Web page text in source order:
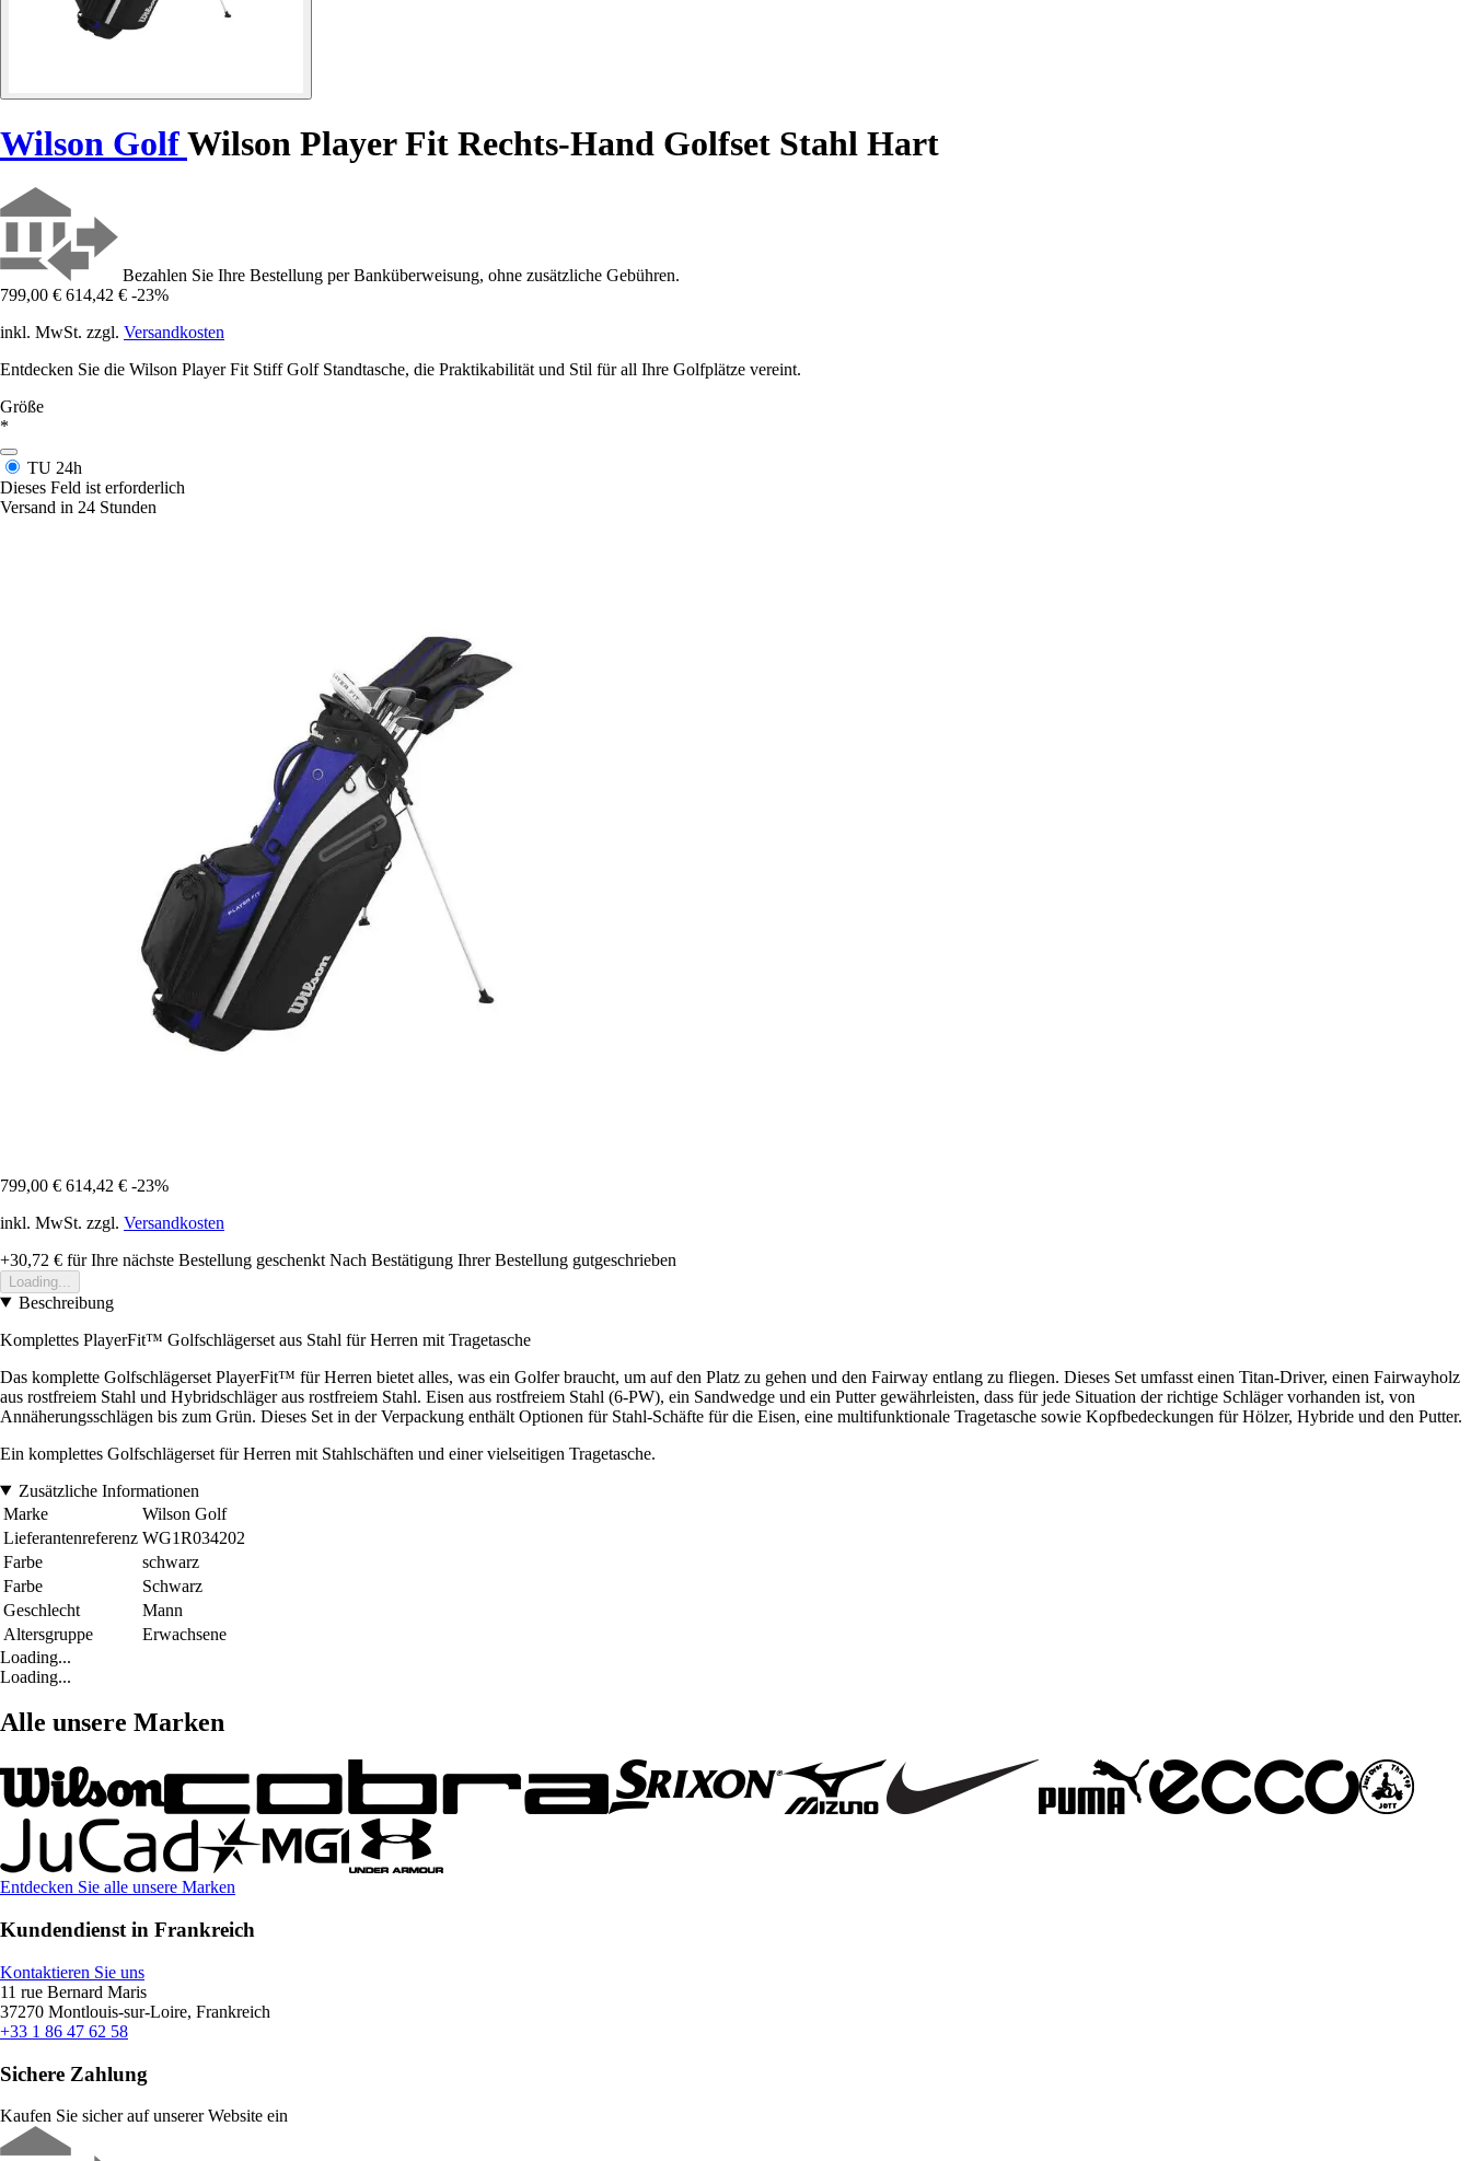
Wilson GolfWilson Player Fit Rechts-Hand Golfset Stahl Hart
Bezahlen Sie Ihre Bestellung per Banküberweisung, ohne zusätzliche Gebühren.
799,00 € 614,42 € -23%
inkl. MwSt. zzgl. Versandkosten
Entdecken Sie die Wilson Player Fit Stiff Golf Standtasche, die Praktikabilität und Stil für all Ihre Golfplätze vereint.
Größe
*
TU 24h
Dieses Feld ist erforderlich
Versand in 24 Stunden
799,00 € 614,42 € -23%
inkl. MwSt. zzgl. Versandkosten
+30,72 € für Ihre nächste Bestellung geschenkt Nach Bestätigung Ihrer Bestellung gutgeschrieben
Loading...
Beschreibung
Komplettes PlayerFit™ Golfschlägerset aus Stahl für Herren mit Tragetasche
Das komplette Golfschlägerset PlayerFit™ für Herren bietet alles, was ein Golfer braucht, um auf den Platz zu gehen und den Fairway entlang zu fliegen. Dieses Set umfasst einen Titan-Driver, einen Fairwayholz
aus rostfreiem Stahl und Hybridschläger aus rostfreiem Stahl. Eisen aus rostfreiem Stahl (6-PW), ein Sandwedge und ein Putter gewährleisten, dass für jede Situation der richtige Schläger vorhanden ist, von
Annäherungsschlägen bis zum Grün. Dieses Set in der Verpackung enthält Optionen für Stahl-Schäfte für die Eisen, eine multifunktionale Tragetasche sowie Kopfbedeckungen für Hölzer, Hybride und den Putter.
Ein komplettes Golfschlägerset für Herren mit Stahlschäften und einer vielseitigen Tragetasche.
Zusätzliche Informationen
Marke
Wilson Golf
Lieferantenreferenz WG1R034202
Farbe
schwarz
Farbe
Schwarz
Geschlecht
Mann
Altersgruppe
Erwachsene
Loading...
Loading...
Alle unsere Marken
Entdecken Sie alle unsere Marken
Kundendienst in Frankreich
Kontaktieren Sie uns
11 rue Bernard Maris
37270 Montlouis-sur-Loire, Frankreich
+33 1 86 47 62 58
Sichere Zahlung
Kaufen Sie sicher auf unserer Website ein